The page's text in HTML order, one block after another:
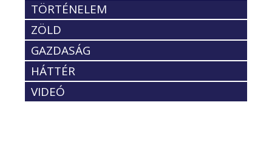
TÖRTÉNELEM
ZÖLD
GAZDASÁG
HÁTTÉR
VIDEÓ